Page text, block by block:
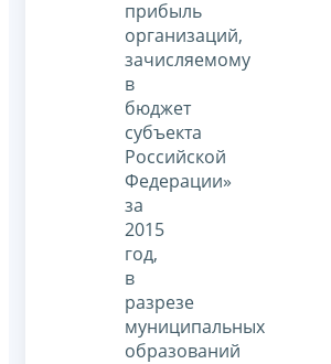
прибыль
организаций,
зачисляемому
в
бюджет
субъекта
Российской
Федерации»
за
2015
год,
в
разрезе
муниципальных
образований